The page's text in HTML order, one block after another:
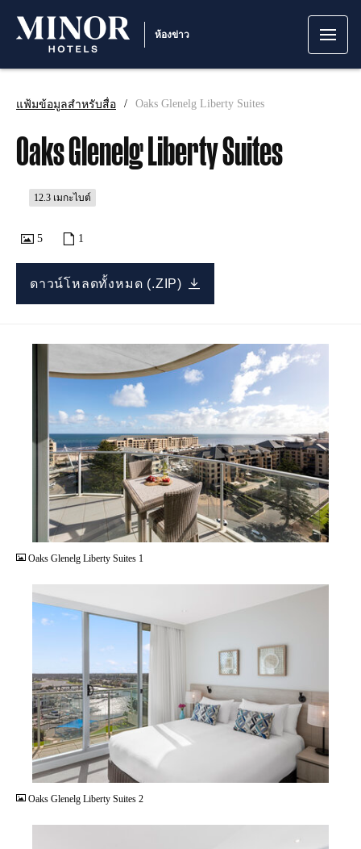
ห้องข่าว
แฟ้มข้อมูลสำหรับสื่อ Oaks Glenelg Liberty Suites
Oaks Glenelg Liberty Suites
12.3 เมกะไบต์
5 1
ดาวน์โหลดทั้งหมด (.ZIP)
Oaks Glenelg Liberty Suites 1
JPG
Oaks Glenelg Liberty Suites 2